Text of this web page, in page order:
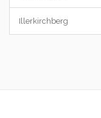
Illerkirchberg